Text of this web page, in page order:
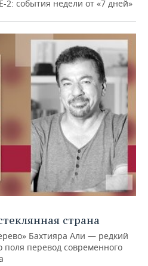
события недели от «7 дней»
страна
Бахтияра Али — редкий
поля перевод современного